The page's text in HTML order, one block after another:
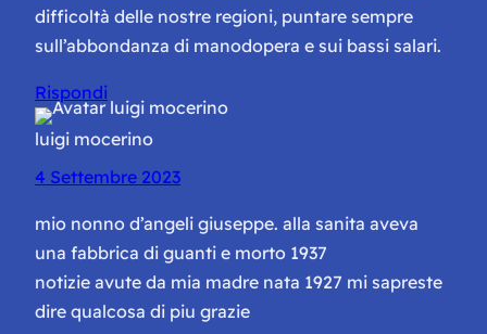
difficoltà delle nostre regioni, puntare sempre
sull’abbondanza di manodopera e sui bassi salari.
Rispondi
luigi mocerino
4 Settembre 2023
mio nonno d’angeli giuseppe. alla sanita aveva
una fabbrica di guanti e morto 1937
notizie avute da mia madre nata 1927 mi sapreste
dire qualcosa di piu grazie